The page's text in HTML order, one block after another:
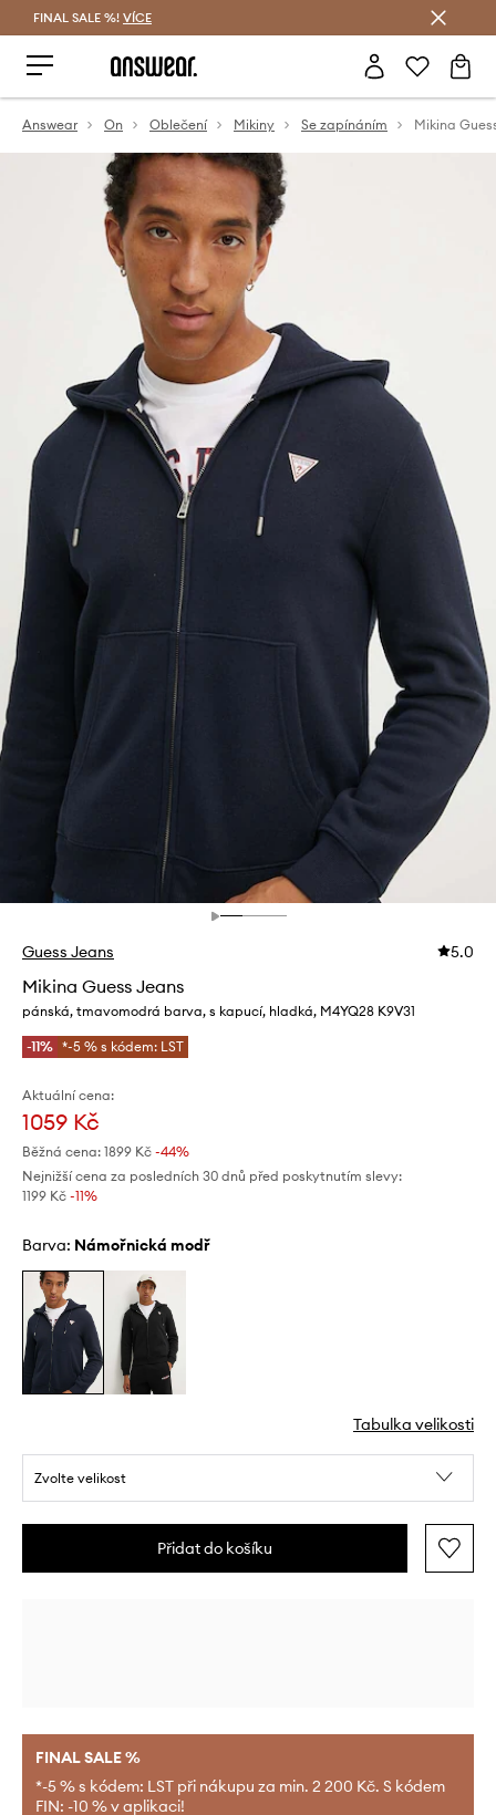
FINAL SALE %! VÍCE
Answear On Oblečení Mikiny Se zapínáním Mikina
Guess Jeans 5.0
Mikina Guess Jeans
pánská, tmavomodrá barva, s kapucí, hladká, M4YQ28 K9V31
-11% *-5 % s kódem: LST
Aktuální cena:
1059 Kč
Běžná cena: 1899 Kč -44%
Nejnižší cena za posledních 30 dnů před poskytnutím slevy:
1199 Kč -11%
Barva: námořnická modř
Tabulka velikosti
Zvolte velikost
Přidat do košíku
FINAL SALE %
*-5 % s kódem: LST při nákupu za min. 2 200 Kč. S kódem
FIN: -10 % v aplikaci!